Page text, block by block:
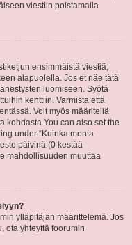
viestiin poistamalla
ensimmäistä viestiä,
alapuolella. Jos et näe tätä
luomiseen. Syötä
kenttiin. Varmista että
Voit myös määritellä
kohdasta You can also set the
under “Kuinka monta
päivinä (0 kestää
mahdollisuuden muuttaa
ylläpitäjän määrittelemä. Jos
ota yhteyttä foorumin